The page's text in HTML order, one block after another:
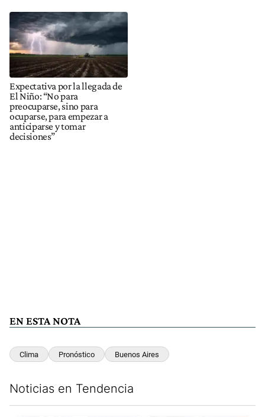
Expectativa por la llegada de
El Niño: “No para
preocuparse, sino para
ocuparse, para empezar a
anticiparse y tomar
decisiones”
EN ESTA NOTA
Clima Pronóstico Buenos Aires
Noticias en Tendencia